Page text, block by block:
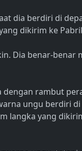
dia berdiri di
dikirim ke
Dia benar-benar
dengan rambut
ungu berdiri
langka yang